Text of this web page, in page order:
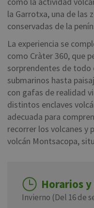
la Garrotxa, una de las
conservadas de la
La experiencia se
como Cràter 360, que
sorprendentes de
submarinos hasta
con gafas de realidad
distintos enclaves
adecuada para
recorrer los volcanes y
volcán Montsacopa,
Horarios
Invierno (Del 16 de